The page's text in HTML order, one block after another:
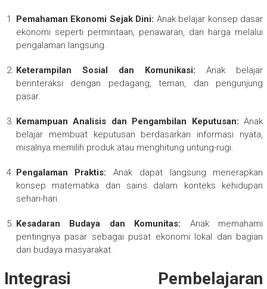
Pemahaman Ekonomi Sejak Dini: Anak belajar konsep dasar
ekonomi seperti permintaan, penawaran, dan harga melalui
pengalaman langsung.
Keterampilan Sosial dan Komunikasi: Anak belajar
berinteraksi dengan pedagang, teman, dan pengunjung
pasar.
Kemampuan Analisis dan Pengambilan Keputusan: Anak
belajar membuat keputusan berdasarkan informasi nyata,
misalnya memilih produk atau menghitung untung-rugi.
Pengalaman Praktis: Anak dapat langsung menerapkan
konsep matematika dan sains dalam konteks kehidupan
sehari-hari.
Kesadaran Budaya dan Komunitas: Anak memahami
pentingnya pasar sebagai pusat ekonomi lokal dan bagian
dari budaya masyarakat.
Integrasi Pembelajaran